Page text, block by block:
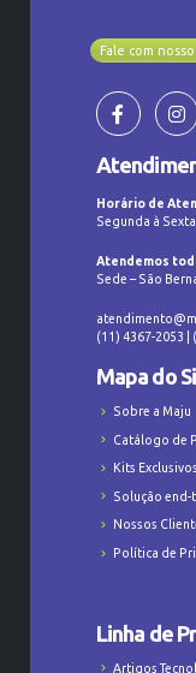
Fale com
Horário de
Segunda à
Atendemos
Sede – São
(11) 4367-2053 |
Mapa do
Sobre a Maju
Catálogo de
Kits Exclusivos
Solução end-
Nossos
Política de
Linha de
Artigos